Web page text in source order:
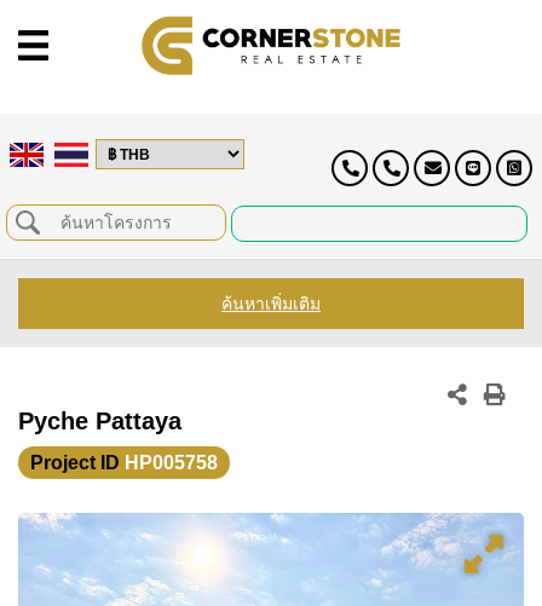
ค้นหาเพิ่มเติม
Pyche Pattaya
Project ID HP005758